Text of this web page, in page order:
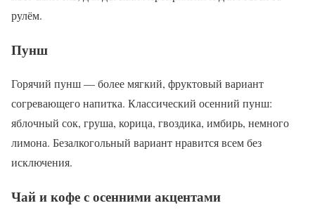
рулём.
Пунш
Горячий пунш — более мягкий, фруктовый вариант
согревающего напитка. Классический осенний пунш:
яблочный сок, груша, корица, гвоздика, имбирь, немного
лимона. Безалкогольный вариант нравится всем без
исключения.
Чай и кофе с осенними акцентами